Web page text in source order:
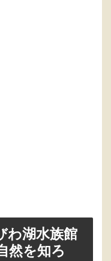
わ湖水族館
然を知ろ